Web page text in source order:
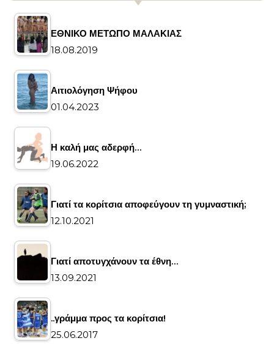
ΕΘΝΙΚΟ ΜΕΤΩΠΟ ΜΑΛΑΚΙΑΣ
18.08.2019
Αιτιολόγηση Ψήφου
01.04.2023
Η καλή μας αδερφή…
19.06.2022
Γιατί τα κορίτσια αποφεύγουν τη γυμναστική;
12.10.2021
Γιατί αποτυγχάνουν τα έθνη…
13.09.2021
..γράμμα προς τα κορίτσια!
25.06.2017